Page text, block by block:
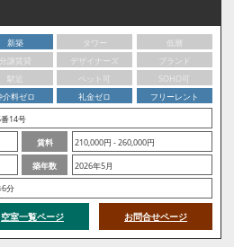
新築 タワー
低層
分譲賃貸
デザイナーズ
ブランド
駅近
ペット可
SOHO可
介料ゼロ
礼金ゼロ
フリーレント
14号
賃料
210,000円 - 260,000円
築年数
2026年5月
6分
空室一覧ページ お問合せページ